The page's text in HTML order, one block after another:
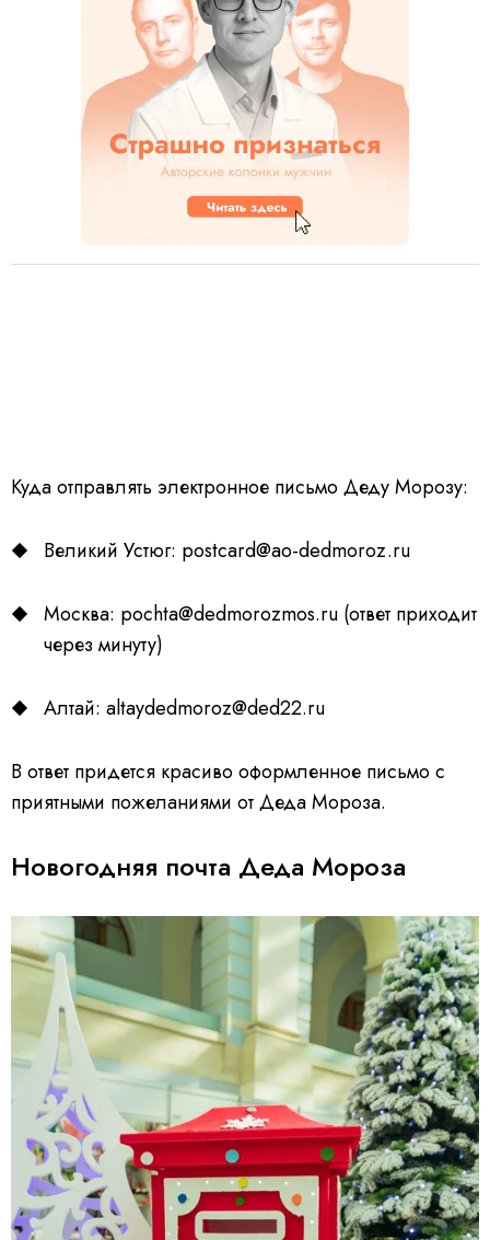
Куда отправлять электронное письмо Деду Морозу:
Великий Устюг: postcard@ao-dedmoroz.ru
Москва: pochta@dedmorozmos.ru (ответ приходит
через минуту)
Алтай: altaydedmoroz@ded22.ru
В ответ придется красиво оформленное письмо с
приятными пожеланиями от Деда Мороза.
Новогодняя почта Деда Мороза